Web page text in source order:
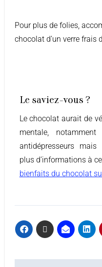
Pour plus de folies,
chocolat d’un verre frais
Le saviez-vous ?
Le chocolat aurait de véritable bienfaits sur la santé
mentale,
antidépresseurs mais
plus d’informations à
bienfaits du chocolat